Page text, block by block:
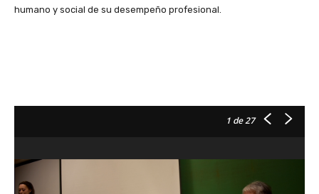
humano y social de su desempeño profesional.
1 de 27